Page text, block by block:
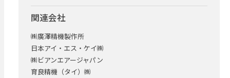
関連会社
㈱廣澤精機製作所
日本アイ・エス・ケイ㈱
㈱ビアンエアージャパン
育良精機（タイ）㈱